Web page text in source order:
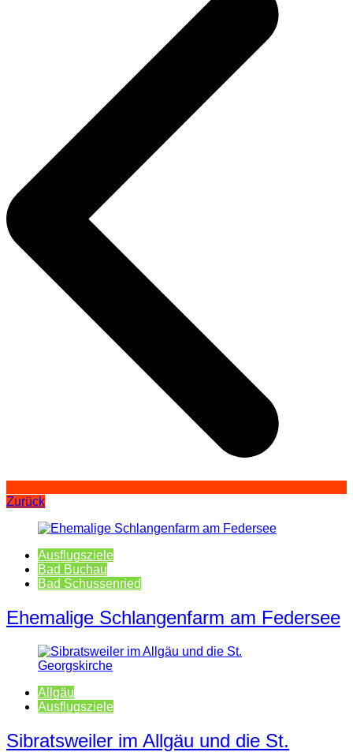
Zurück
Ausflugsziele
Bad Buchau
Bad Schussenried
Ehemalige Schlangenfarm am Federsee
Allgäu
Ausflugsziele
Sibratsweiler im Allgäu und die St.